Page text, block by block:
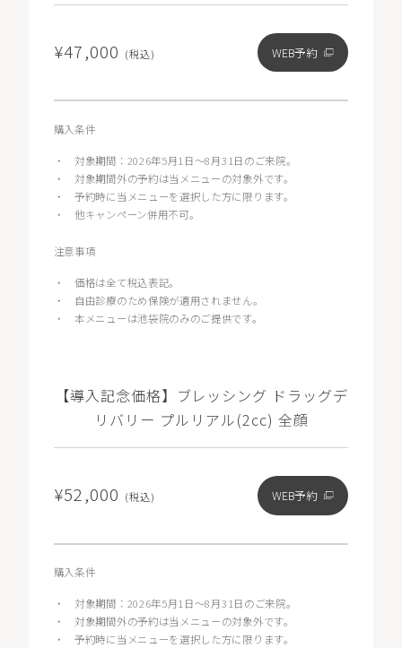
¥47,000 (税込) WEB予約
購入条件
・ 対象期間：2026年5月1日〜8月31日のご来院。
・ 対象期間外の予約は当メニューの対象外です。
・予約時に当メニューを選択した方に限ります。
・他キャンペーン併用不可。
注意事項
・価格は全て税込表記。
・
自由診療のため保険が適用されません。
・本メニューは池袋院のみのご提供です。
【導入記念価格】ブレッシング ドラッグデ
リバリー プルリアル(2cc) 全顔
¥52,000 (税込) WEB予約
購入条件
・ 対象期間：2026年5月1日〜8月31日のご来院。
・ 対象期間外の予約は当メニューの対象外です。
・予約時に当メニューを選択した方に限ります。